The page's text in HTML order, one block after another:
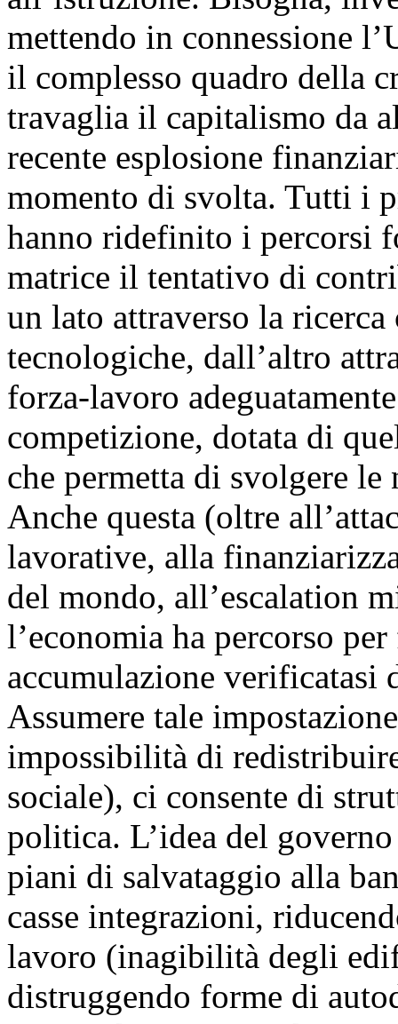
mettendo in connessione
il complesso quadro della
travaglia il capitalismo da
recente esplosione
momento di svolta. Tutti i
hanno ridefinito i percorsi
matrice il tentativo di
un lato attraverso la
tecnologiche, dall’altro
forza-lavoro
competizione, dotata di
che permetta di svolgere
Anche questa (oltre
lavorative, alla
del mondo, all’escalation
l’economia ha percorso
accumulazione verificatasi
Assumere tale
impossibilità di
sociale), ci consente di
politica. L’idea del
piani di salvataggio alla
casse integrazioni,
lavoro (inagibilità degli
distruggendo forme di